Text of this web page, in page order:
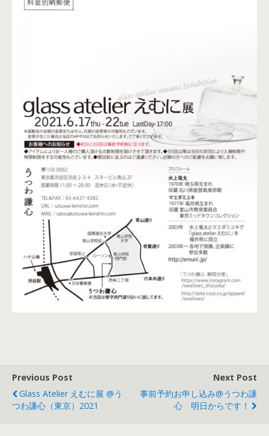
Previous Post
Glass Atelier えむに展 @う
つわ謙心（東京）2021
Next Post
事前予約お申し込み@うつわ謙
心 明日からです！